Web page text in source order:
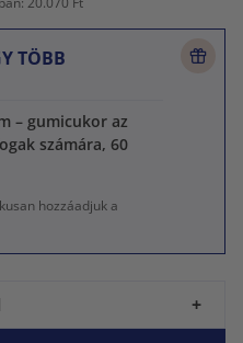
TÖBB
– gumicukor az
számára, 60
hozzáadjuk a
+